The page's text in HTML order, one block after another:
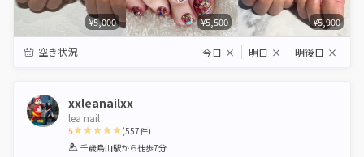
¥5,000 ¥5,500 ¥5,900
空き状況 今日 × 明日 × 明後日 ×
xxleanailxx
lea nail
5
1 2 3 4 5
(557件)
千歳烏山駅から徒歩7分